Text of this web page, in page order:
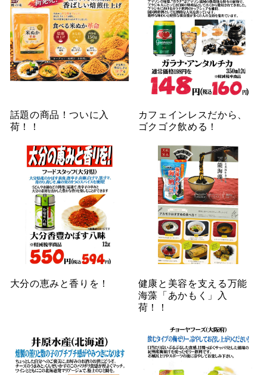
話題の商品！ついに入
荷！！
カフェインレスだから、
ゴクゴク飲める！
大分の恵みと香りを！
健康と美容を支える万能
海藻「あかもく」入
荷！！